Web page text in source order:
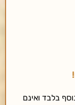
בלבד ואינם